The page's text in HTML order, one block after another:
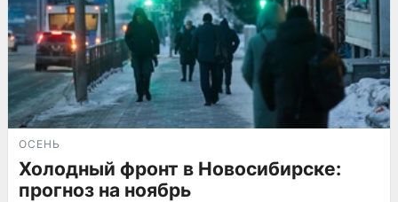
ОСЕНЬ
Холодный фронт в Новосибирске:
прогноз на ноябрь